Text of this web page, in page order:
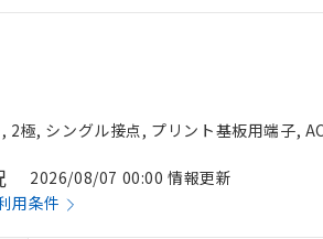
2極, シングル接点, プリント基板用端子,
2026/08/07 00:00 情報更新
用条件